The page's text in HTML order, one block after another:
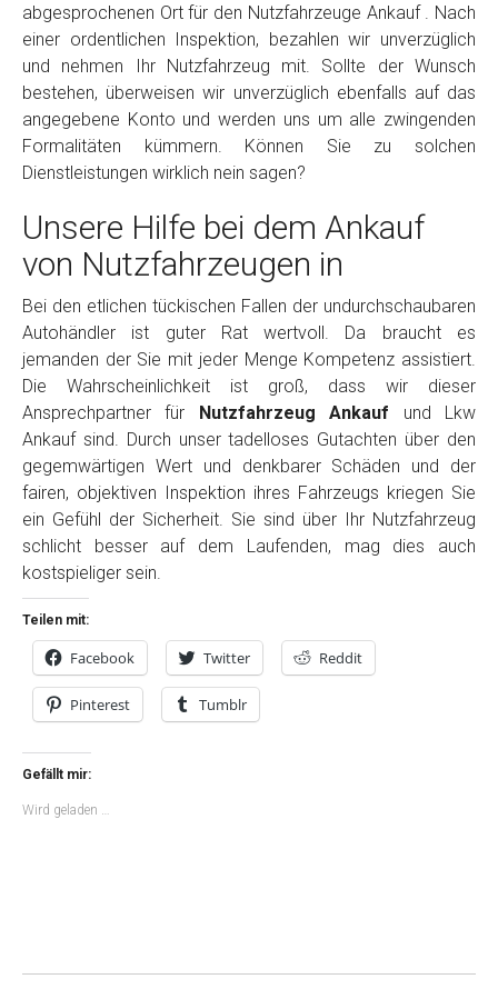
abgesprochenen Ort für den Nutzfahrzeuge Ankauf . Nach
einer ordentlichen Inspektion, bezahlen wir unverzüglich
und nehmen Ihr Nutzfahrzeug mit. Sollte der Wunsch
bestehen, überweisen wir unverzüglich ebenfalls auf das
angegebene Konto und werden uns um alle zwingenden
Formalitäten kümmern. Können Sie zu solchen
Dienstleistungen wirklich nein sagen?
Unsere Hilfe bei dem Ankauf
von Nutzfahrzeugen in
Bei den etlichen tückischen Fallen der undurchschaubaren
Autohändler ist guter Rat wertvoll. Da braucht es
jemanden der Sie mit jeder Menge Kompetenz assistiert.
Die Wahrscheinlichkeit ist groß, dass wir dieser
Ansprechpartner für Nutzfahrzeug Ankauf und Lkw
Ankauf sind. Durch unser tadelloses Gutachten über den
gegemwärtigen Wert und denkbarer Schäden und der
fairen, objektiven Inspektion ihres Fahrzeugs kriegen Sie
ein Gefühl der Sicherheit. Sie sind über Ihr Nutzfahrzeug
schlicht besser auf dem Laufenden, mag dies auch
kostspieliger sein.
Teilen mit:
Facebook Twitter Reddit
Pinterest Tumblr
Gefällt mir:
Wird geladen …